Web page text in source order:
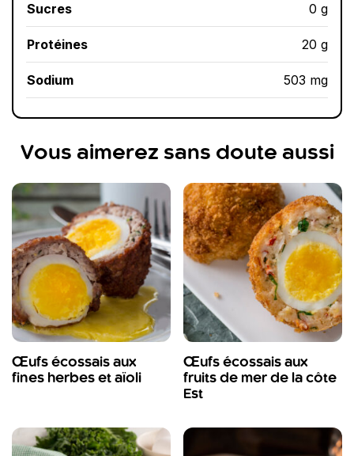
Sucres 0 g
Protéines 20 g
Sodium 503 mg
Vous aimerez sans doute aussi
Œufs écossais aux
fines herbes et aïoli
Œufs écossais aux
fruits de mer de la côte
Est